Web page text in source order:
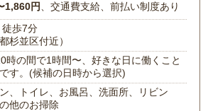
1,860円 、交通費支給、前払い制度あり
歩7分
杉並区付近）
時の間で1時間〜、好きな日に働くこと
す。(候補の日時から選択)
、トイレ、お風呂、洗面所、リビン
他のお掃除